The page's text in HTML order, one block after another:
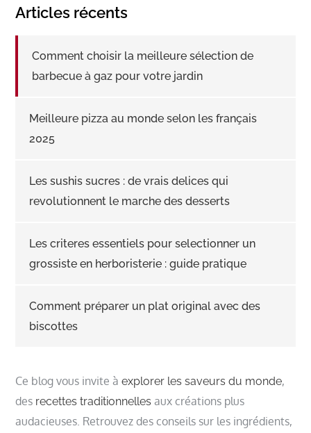
Articles récents
Comment choisir la meilleure sélection de
barbecue à gaz pour votre jardin
Meilleure pizza au monde selon les français
2025
Les sushis sucres : de vrais delices qui
revolutionnent le marche des desserts
Les criteres essentiels pour selectionner un
grossiste en herboristerie : guide pratique
Comment préparer un plat original avec des
biscottes
Ce blog vous invite àexplorer les saveurs du monde,
des recettes traditionnelles aux créations plus
audacieuses. Retrouvez des conseils sur les ingrédients,